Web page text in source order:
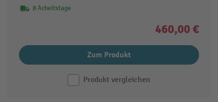
8 Arbeitstage
460,00 €
Zum Produkt
Produkt vergleichen